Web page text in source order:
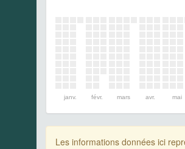
janv. févr. mars avr. mai
Les informations données ici